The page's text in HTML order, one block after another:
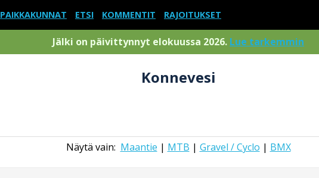
PAIKKAKUNNAT ETSI KOMMENTIT RAJOITUKSET
Jälki on päivittynnyt elokuussa 2026. Lue tarkemmin
Konnevesi
Näytä vain: Maantie | MTB | Gravel / Cyclo | BMX